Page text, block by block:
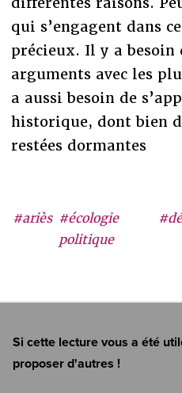
#ariès #écologie
politique
qui s’engagent dans
précieux. Il y a besoin
arguments avec les
a aussi besoin de
historique, dont bien
restées dormantes
Si cette lecture vous a été
proposer d'autres !